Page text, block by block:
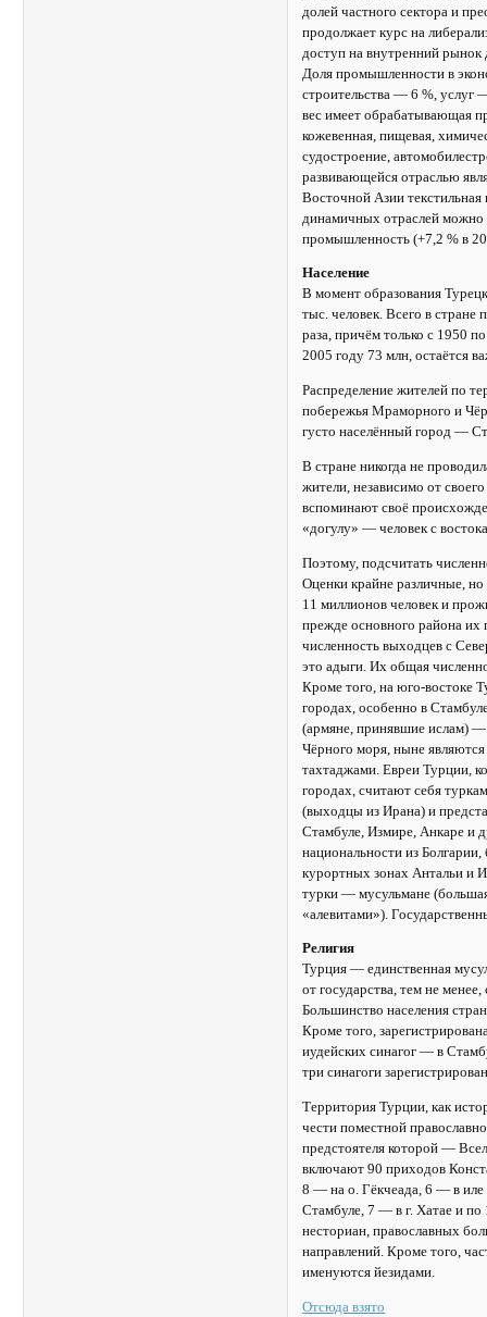
долей частного сектора и
продолжает курс на
доступ на внутренний рынок
Доля промышленности в
строительства — 6 %,
вес имеет обрабатывающая
кожевенная, пищевая,
судостроение,
развивающейся отраслью
Восточной Азии
динамичных отраслей
промышленность (+7,2 % в
Население
В момент образования
тыс. человек. Всего в
раза, причём только с 1950
2005 году 73 млн, остаётся
Распределение жителей по
побережья Мраморного и
густо населённый город —
В стране никогда не
жители, независимо от
вспоминают своё
«догулу» — человек с
Поэтому, подсчитать
Оценки крайне различные,
11 миллионов человек и
прежде основного района
численность выходцев с
это адыги. Их общая
Кроме того, на юго-востоке
городах, особенно в
(армяне, принявшие ислам)
Чёрного моря, ныне
тахтаджами. Евреи Турции,
городах, считают себя
(выходцы из Ирана) и
Стамбуле, Измире, Анкаре и
национальности из
курортных зонах Антальи и
турки — мусульмане
«алевитами»).
Религия
Турция — единственная
от государства, тем не
Большинство населения
Кроме того,
иудейских синагог — в
три синагоги
Территория Турции, как
чести поместной
предстоятеля которой —
включают 90 приходов
8 — на о. Гёкчеада, 6 — в
Стамбуле, 7 — в г. Хатае и
несториан, православных
направлений. Кроме того,
именуются йезидами.
Отсюда взято